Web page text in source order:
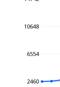
10648
6554
2460